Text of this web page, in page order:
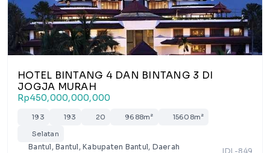
HOTEL BINTANG 4 DAN BINTANG 3 DI
JOGJA MURAH
Rp450,000,000,000
193 193 20 9688m²
15608m²
Selatan
Bantul, Bantul, Kabupaten Bantul, Daerah
IDL-849